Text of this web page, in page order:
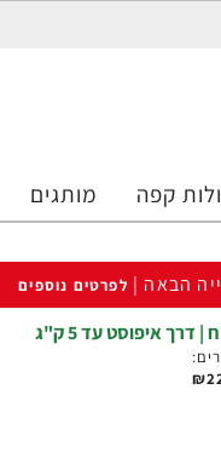
קפה מותגים
לפרטים נוספים